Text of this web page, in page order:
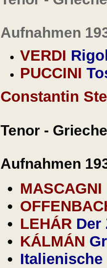
Aufnahmen
VERDI
PUCCINI
Constantin
Tenor -
Aufnahmen
MASCAGNI
LEHÁR Der
KÁLMÁN